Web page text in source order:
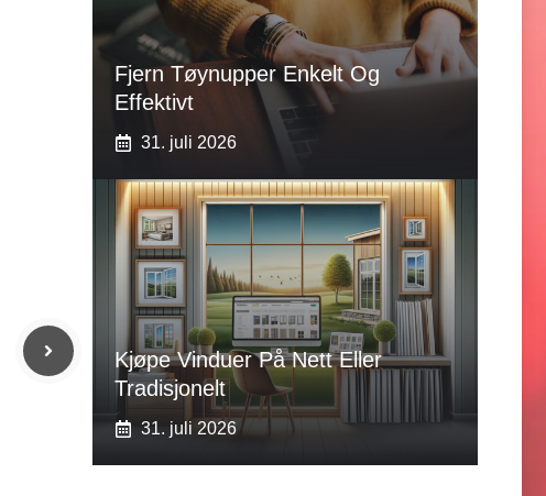
Fjern Tøynupper Enkelt Og
Effektivt
31. juli 2026
Kjøpe Vinduer På Nett Eller
Tradisjonelt
31. juli 2026